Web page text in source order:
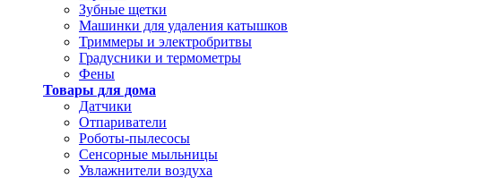
Зубные щетки
Машинки для удаления катышков
Триммеры и электробритвы
Градусники и термометры
Фены
Товары для дома
Датчики
Отпариватели
Роботы-пылесосы
Сенсорные мыльницы
Увлажнители воздуха